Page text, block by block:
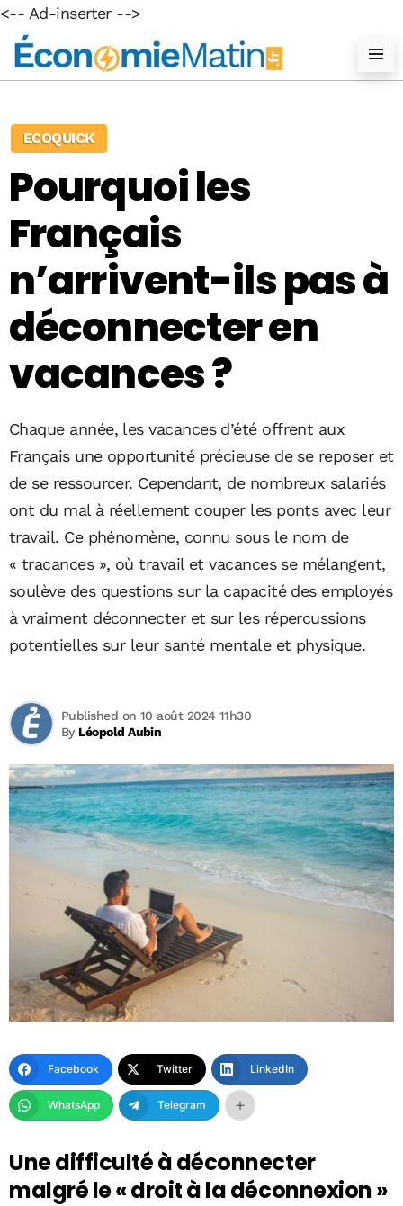
<-- Ad-inserter -->
ECOQUICK
Pourquoi les
Français
n’arrivent-ils pas à
déconnecter en
vacances ?
Chaque année, les vacances d’été offrent aux
Français une opportunité précieuse de se reposer et
de se ressourcer. Cependant, de nombreux salariés
ont du mal à réellement couper les ponts avec leur
travail. Ce phénomène, connu sous le nom de
« tracances », où travail et vacances se mélangent,
soulève des questions sur la capacité des employés
à vraiment déconnecter et sur les répercussions
potentielles sur leur santé mentale et physique.
By Léopold Aubin
Published on 10 août 2024 11h30
Facebook Twitter LinkedIn
WhatsApp Telegram
Une difficulté à déconnecter
malgré le « droit à la déconnexion »